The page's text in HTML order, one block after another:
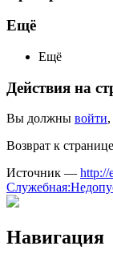
Ещё
Ещё
Действия на
Вы должны войти
Возврат к странице
Источник — http://
Навигация